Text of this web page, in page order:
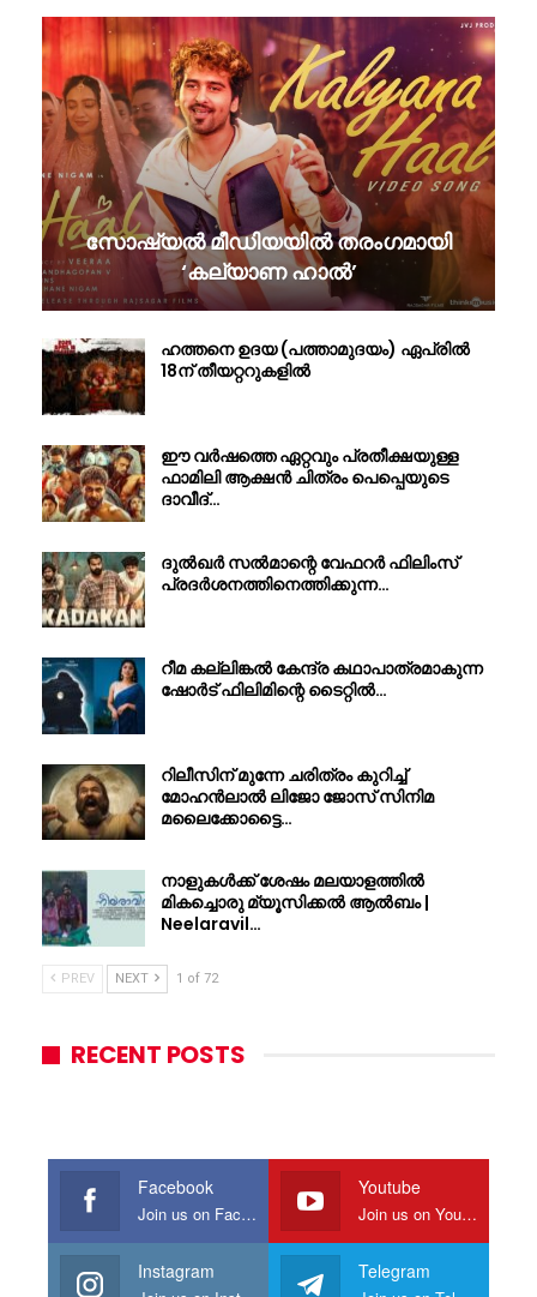
സോഷ്യൽ മീഡിയയിൽ തരംഗമായി
‘കല്യാണ ഹാൽ’
ഹത്തനെ ഉദയ (പത്താമുദയം) ഏപ്രിൽ
18ന് തീയറ്ററുകളിൽ
ഈ വർഷത്തെ ഏറ്റവും പ്രതീക്ഷയുള്ള
ഫാമിലി ആക്ഷൻ ചിത്രം പെപ്പെയുടെ
ദാവീദ്…
ദുൽഖർ സൽമാന്റെ വേഫറർ ഫിലിംസ്
പ്രദർശനത്തിനെത്തിക്കുന്ന…
റീമ കല്ലിങ്കൽ കേന്ദ്ര കഥാപാത്രമാകുന്ന
ഷോർട് ഫിലിമിന്റെ ടൈറ്റിൽ…
റിലീസിന് മുന്നേ ചരിത്രം കുറിച്ച്
മോഹൻലാൽ ലിജോ ജോസ് സിനിമ
മലൈക്കോട്ടൈ…
നാളുകൾക്ക് ശേഷം മലയാളത്തിൽ
മികച്ചൊരു മ്യൂസിക്കൽ ആൽബം |
Neelaravil…
PREV NEXT 1 of 72
RECENT POSTS
Facebook
Join us on Facebook
Youtube
Join us on Youtube
Instagram Telegram